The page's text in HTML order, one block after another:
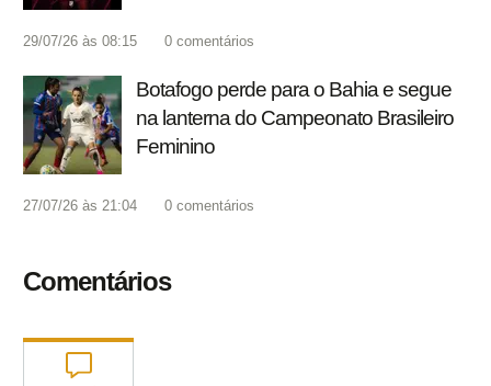
29/07/26 às 08:15 0 comentários
Botafogo perde para o Bahia e segue
na lanterna do Campeonato Brasileiro
Feminino
27/07/26 às 21:04 0 comentários
Comentários